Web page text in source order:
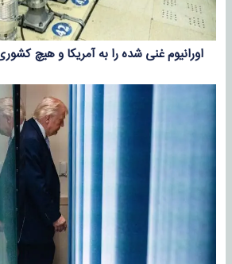
اورانیوم غنی شده را به آمریکا و هیچ